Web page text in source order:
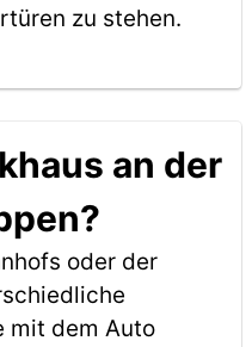
zu stehen.
an der
oder der
mit dem Auto